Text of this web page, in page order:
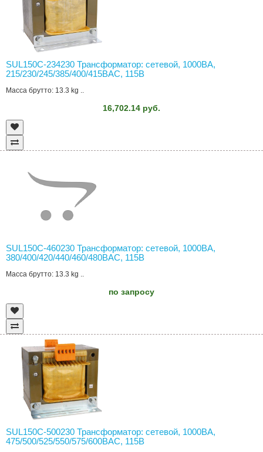
SUL150C-234230 Трансформатор: сетевой, 1000ВА,
215/230/245/385/400/415ВAC, 115В
Масса брутто: 13.3 kg ..
16,702.14 руб.
SUL150C-460230 Трансформатор: сетевой, 1000ВА,
380/400/420/440/460/480ВAC, 115В
Масса брутто: 13.3 kg ..
по запросу
SUL150C-500230 Трансформатор: сетевой, 1000ВА,
475/500/525/550/575/600ВAC, 115В